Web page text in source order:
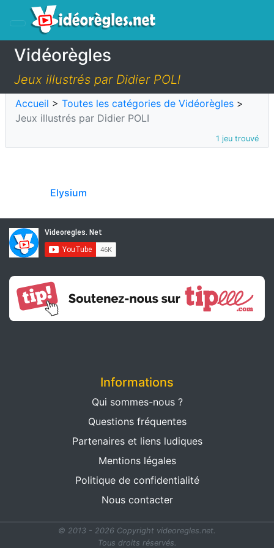
Vidéorègles
Jeux illustrés par Didier POLI
Accueil > Toutes les catégories de Vidéorègles >
Jeux illustrés par Didier POLI
1 jeu trouvé
Elysium
Informations
Qui sommes-nous ?
Questions fréquentes
Partenaires et liens ludiques
Mentions légales
Politique de confidentialité
Nous contacter
© 2013 - 2026 Copyright videoregles.net.
Tous droits réservés.